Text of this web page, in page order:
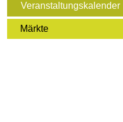
Veranstaltungskalender
Märkte